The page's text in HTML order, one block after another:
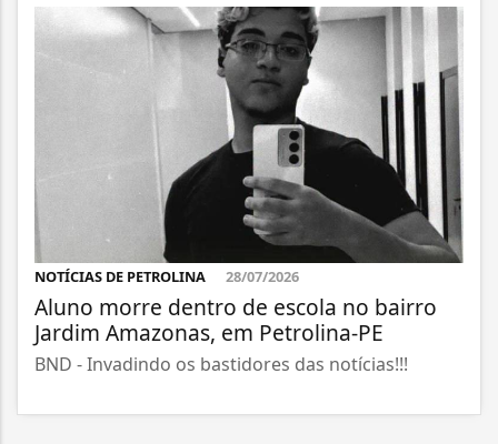
NOTÍCIAS DE PETROLINA 28/07/2026
Aluno morre dentro de escola no bairro
Jardim Amazonas, em Petrolina-PE
BND - Invadindo os bastidores das notícias!!!